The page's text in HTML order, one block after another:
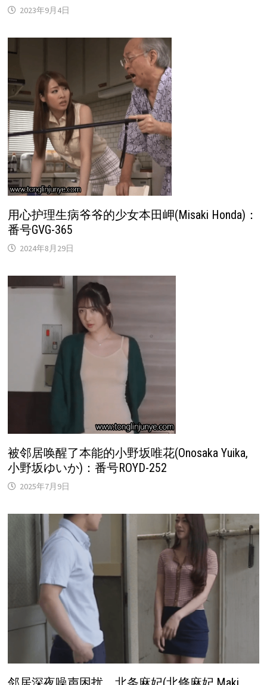
2023年9月4日
用心护理生病爷爷的少女本田岬(Misaki Honda)：
番号GVG-365
2024年8月29日
被邻居唤醒了本能的小野坂唯花(Onosaka Yuika,
小野坂ゆいか)：番号ROYD-252
2025年7月9日